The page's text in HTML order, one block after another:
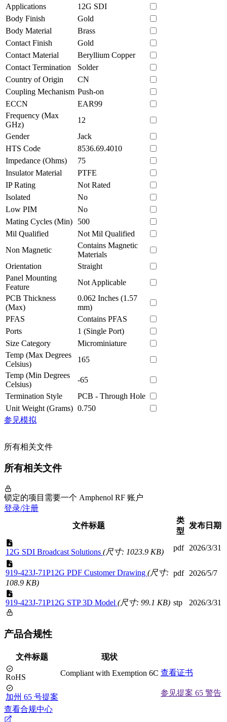
Applications
12G SDI
Body Finish
Gold
Body Material
Brass
Contact Finish
Gold
Contact Material
Beryllium Copper
Contact Termination
Solder
Country of Origin
CN
Coupling Mechanism Push-on
ECCN
EAR99
Frequency (Max
GHz)
12
Gender
Jack
HTS Code
8536.69.4010
Impedance (Ohms)
75
Insulator Material
PTFE
IP Rating
Not Rated
Isolated
No
Low PIM
No
Mating Cycles (Min)
500
Mil Qualified
Not Mil Qualified
Non Magnetic
Contains Magnetic
Materials
Orientation
Straight
Panel Mounting
Feature
Not Applicable
PCB Thickness
(Max)
0.062 Inches (1.57
mm)
PFAS
Contains PFAS
Ports
1 (Single Port)
Size Category
Microminiature
Temp (Max Degrees
Celsius)
165
Temp (Min Degrees
Celsius)
-65
Termination Style
PCB - Through Hole
Unit Weight (Grams) 0.750
参见模拟
所有相关文件
所有相关文件
锁定的项目需要一个 Amphenol RF 账户
登录/注册
文件标题
类
型
发布日期
12G SDI Broadcast Solutions (尺寸: 1023.9 KB) pdf 2026/3/31
919-423J-71P12G PDF Customer Drawing (尺寸:
108.9 KB)
pdf 2026/5/7
919-423J-71P12G STP 3D Model (尺寸: 99.1 KB) stp 2026/3/31
产品合规性
文件标题 现状
RoHS Compliant with Exemption 6C 查看证书
加州 65 号提案
参见提案 65 警告
查看合规中心